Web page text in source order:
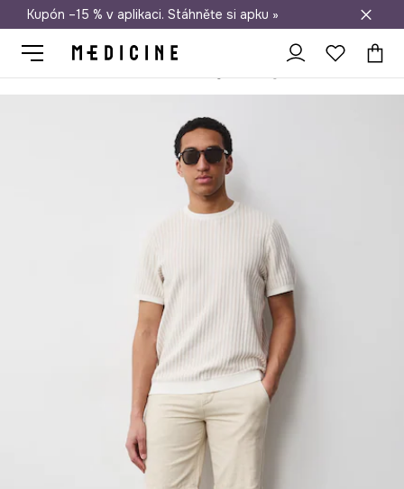
Doprava zdarma při nákupu nad 1 200 Kč
Kupón –15 % v aplikaci. Stáhněte si apku »